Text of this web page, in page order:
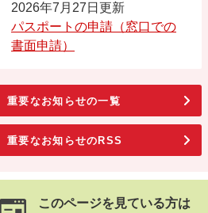
2026年7月27日更新
パスポートの申請（窓口での
書面申請）
重要なお知らせの一覧
重要なお知らせのRSS
このページを見ている方は